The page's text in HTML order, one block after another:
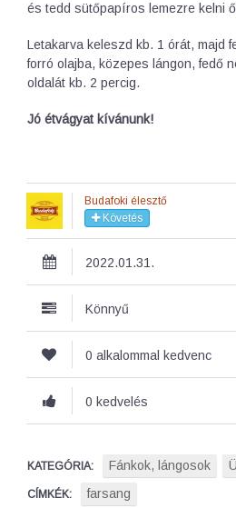
és tedd sütőpapíros lemezre kelni
Letakarva keleszd kb. 1 órát, majd
forró olajba, közepes lángon, fedő
oldalát kb. 2 percig.
Jó étvágyat kívánunk!
Budafoki élesztő
Követés
2022.01.31.
Könnyű
0 alkalommal kedvenc
0 kedvelés
KATEGÓRIA: Fánkok, lángosok
CÍMKÉK: farsang